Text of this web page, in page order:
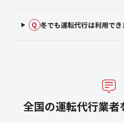
Q 冬でも運転代行は利用でき
全国の運転代行業者